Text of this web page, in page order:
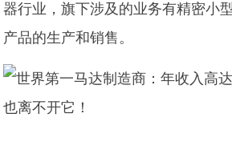
器行业，旗下涉及的业务有精密小
产品的生产和销售。